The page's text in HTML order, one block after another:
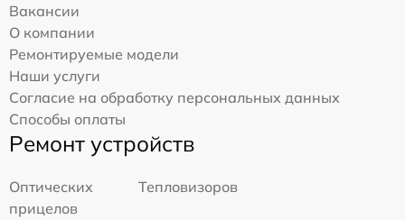
Вакансии
О компании
Ремонтируемые модели
Наши услуги
Согласие на обработку персональных данных
Способы оплаты
Ремонт устройств
Оптических
прицелов
Тепловизоров